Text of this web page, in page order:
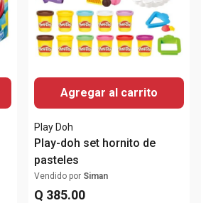
Agregar al carrito
Play Doh
Play-doh set hornito de
pasteles
Vendido por Siman
Q 385.00